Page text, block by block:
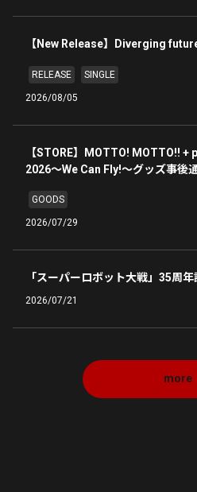
【New Release】Diverging
RELEASE SINGLE
2026/08/05
【STORE】MOTTO! MOTTO!!
2026～We Can Fly!～グッズ事後
GOODS
2026/07/29
「スーパーロボット大戦」35周
2026/07/21
more